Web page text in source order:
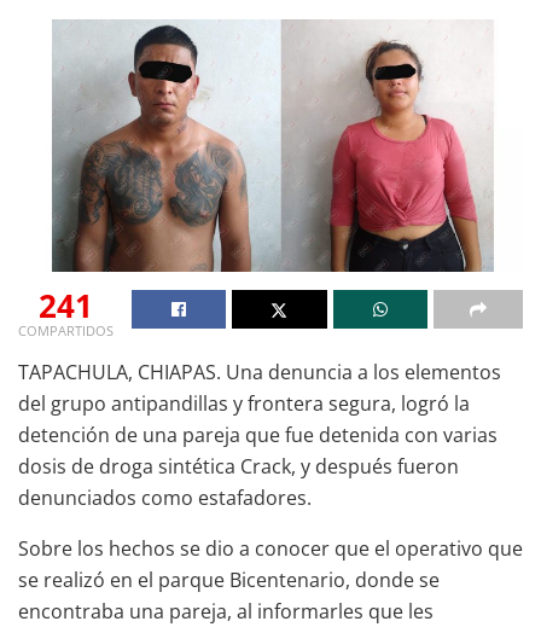
241
COMPARTIDOS
TAPACHULA, CHIAPAS. Una denuncia a los elementos
del grupo antipandillas y frontera segura, logró la
detención de una pareja que fue detenida con varias
dosis de droga sintética Crack, y después fueron
denunciados como estafadores.
Sobre los hechos se dio a conocer que el operativo que
se realizó en el parque Bicentenario, donde se
encontraba una pareja, al informarles que les